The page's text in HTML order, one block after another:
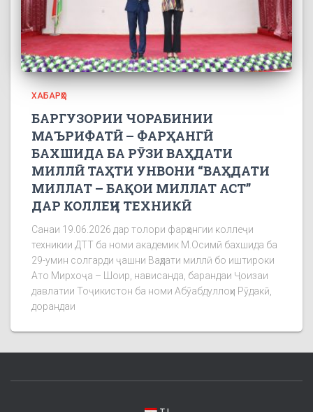
ХАБАРҲО
БАРГУЗОРИИ ЧОРАБИНИИ
МАЪРИФАТӢ – ФАРҲАНГӢ
БАХШИДА БА РӮЗИ ВАҲДАТИ
МИЛЛӢ ТАҲТИ УНВОНИ “ВАҲДАТИ
МИЛЛАТ – БАҚОИ МИЛЛАТ АСТ”
ДАР КОЛЛЕҶИ ТЕХНИКӢ
Санаи 19.06.2026 дар толори фарҳангии коллеҷи
техникии ДТТ ба номи академик М.Осимӣ бахшида ба
29-умин солгарди ҷашни Ваҳдати миллӣ бо иштироки
Ато Мирхоҷа – Шоир, нависанда, барандаи Ҷоизаи
давлатии Тоҷикистон ба номи Абӯабдуллоҳи Рӯдакӣ,
дорандаи